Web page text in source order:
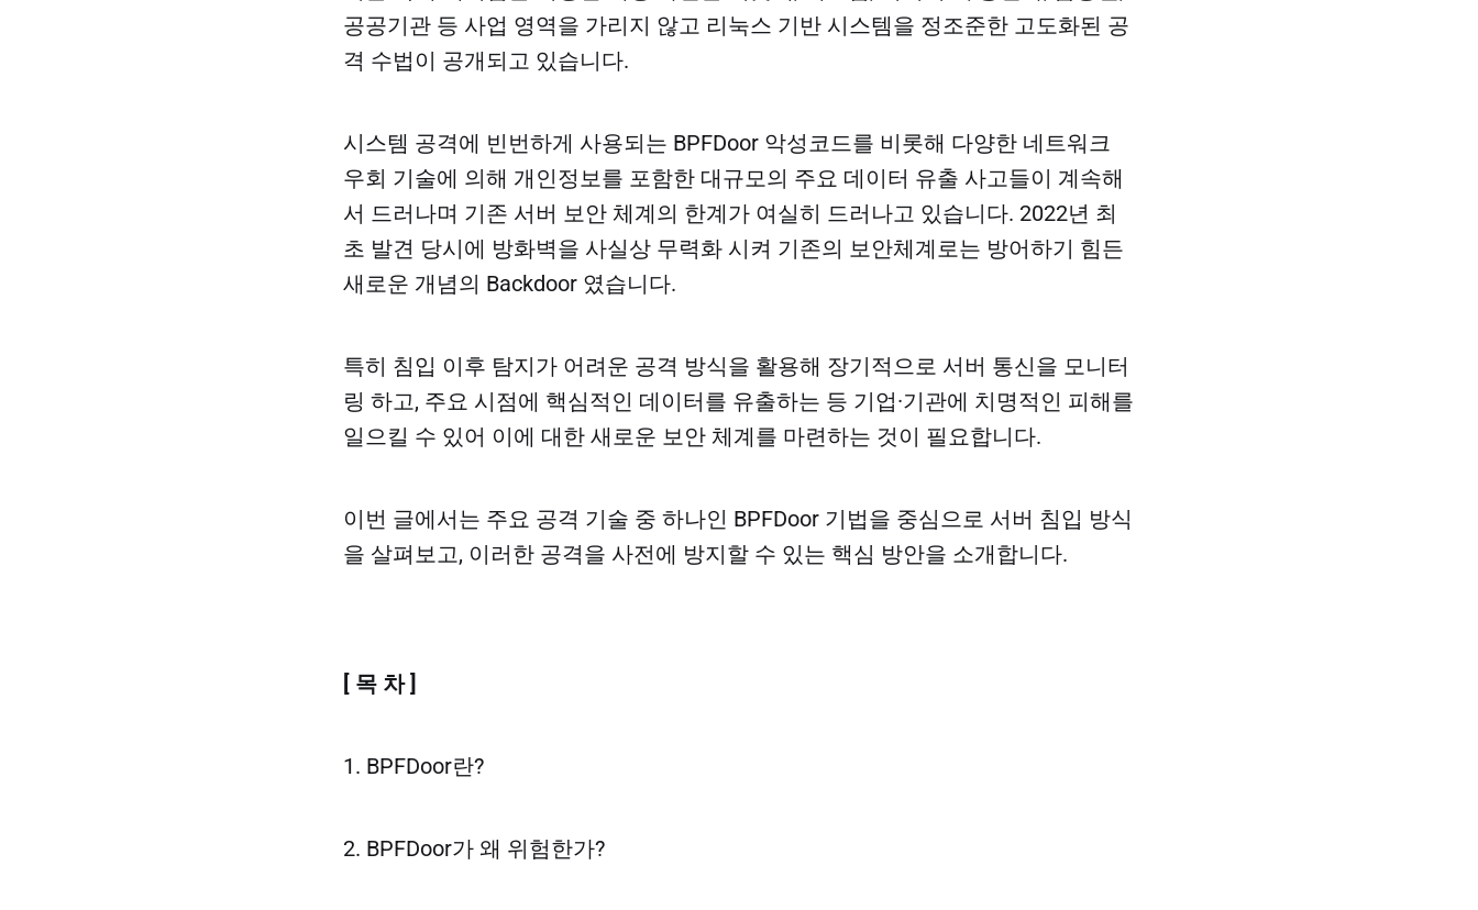
공공기관 등 사업 영역을 가리지 않고 리눅스 기반 시스템을 정조준한 고도화된 공
격 수법이 공개되고 있습니다.
시스템 공격에 빈번하게 사용되는 BPFDoor 악성코드를 비롯해 다양한 네트워크
우회 기술에 의해 개인정보를 포함한 대규모의 주요 데이터 유출 사고들이 계속해
서 드러나며 기존 서버 보안 체계의 한계가 여실히 드러나고 있습니다. 2022년 최
초 발견 당시에 방화벽을 사실상 무력화 시켜 기존의 보안체계로는 방어하기 힘든
새로운 개념의 Backdoor 였습니다.
특히 침입 이후 탐지가 어려운 공격 방식을 활용해 장기적으로 서버 통신을 모니터
링 하고, 주요 시점에 핵심적인 데이터를 유출하는 등 기업·기관에 치명적인 피해를
일으킬 수 있어 이에 대한 새로운 보안 체계를 마련하는 것이 필요합니다.
이번 글에서는 주요 공격 기술 중 하나인 BPFDoor 기법을 중심으로 서버 침입 방식
을 살펴보고, 이러한 공격을 사전에 방지할 수 있는 핵심 방안을 소개합니다.
[ 목 차 ]
1. BPFDoor란?
2. BPFDoor가 왜 위험한가?